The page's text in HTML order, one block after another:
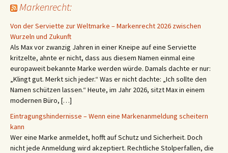
Markenrecht:
Von der Serviette zur Weltmarke – Markenrecht 2026 zwischen
Wurzeln und Zukunft
Als Max vor zwanzig Jahren in einer Kneipe auf eine Serviette
kritzelte, ahnte er nicht, dass aus diesem Namen einmal eine
europaweit bekannte Marke werden würde. Damals dachte er nur:
„Klingt gut. Merkt sich jeder.“ Was er nicht dachte: „Ich sollte den
Namen schützen lassen.“ Heute, im Jahr 2026, sitzt Max in einem
modernen Büro, […]
Eintragungshindernisse – Wenn eine Markenanmeldung scheitern
kann
Wer eine Marke anmeldet, hofft auf Schutz und Sicherheit. Doch
nicht jede Anmeldung wird akzeptiert. Rechtliche Stolperfallen, die